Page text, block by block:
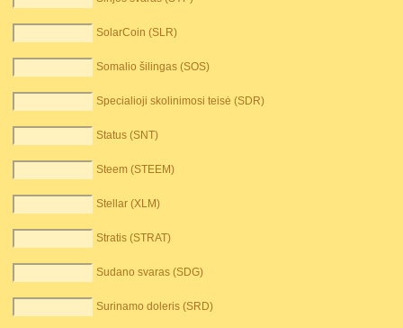
SolarCoin (SLR)
Somalio šilingas (SOS)
Specialioji skolinimosi teisė (SDR)
Status (SNT)
Steem (STEEM)
Stellar (XLM)
Stratis (STRAT)
Sudano svaras (SDG)
Surinamo doleris (SRD)